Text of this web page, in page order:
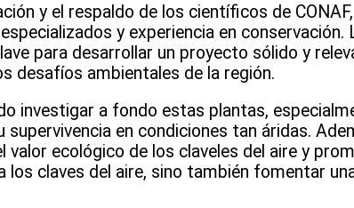
y el respaldo de los científicos de
y experiencia en
para desarrollar un proyecto sólido y
desafíos ambientales de la región.
investigar a fondo estas plantas,
supervivencia en condiciones tan áridas.
ecológico de los claveles del aire y
claves del aire, sino también fomentar